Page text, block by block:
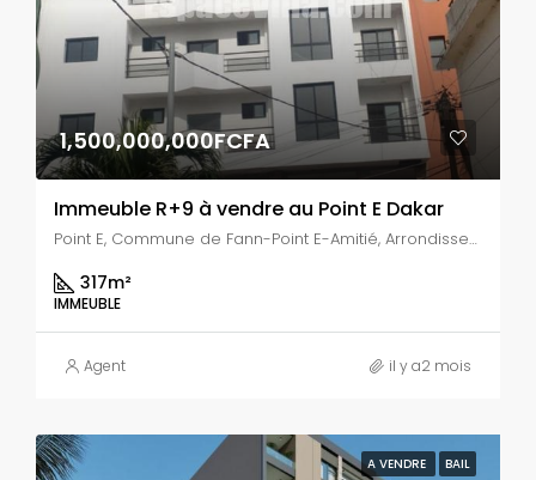
1,500,000,000FCFA
Immeuble R+9 à vendre au Point E Dakar
Point E, Commune de Fann-Point E-Amitié, Arrondissement de Dakar-Plateau, Dakar, Région de Dakar, 10700, Sénégal
317m²
IMMEUBLE
Agent il y a2 mois
A VENDRE BAIL